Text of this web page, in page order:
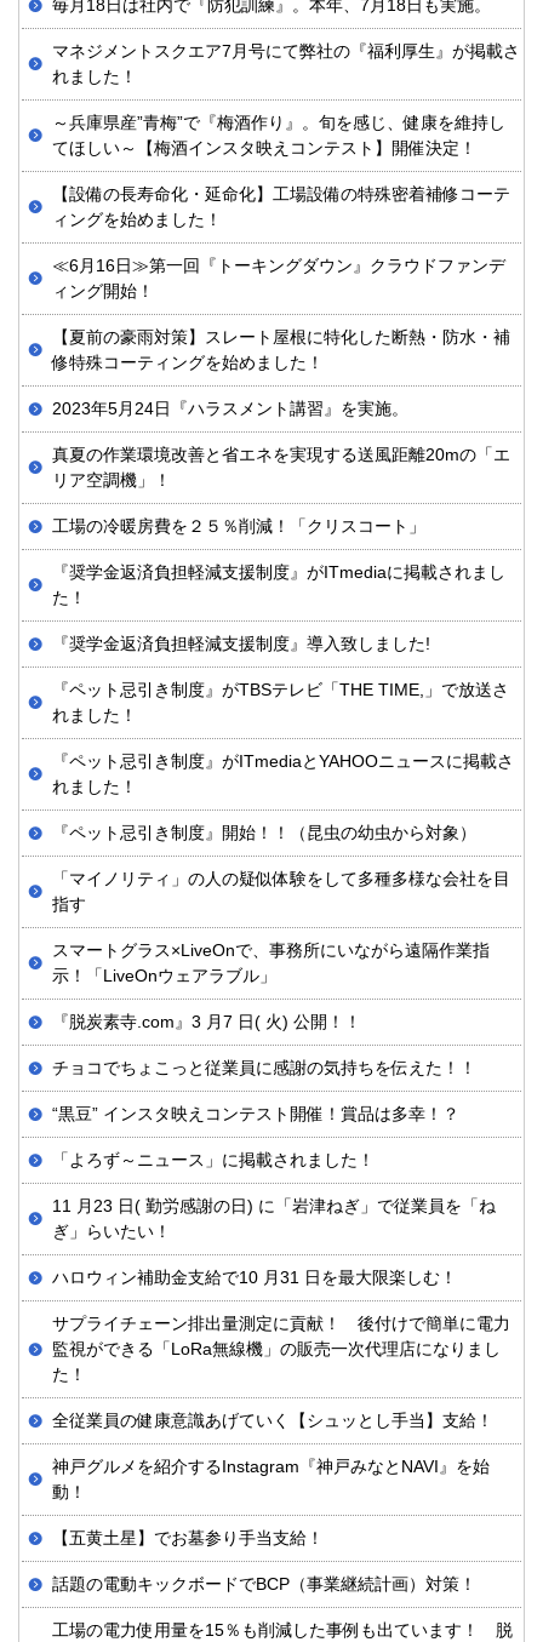
毎月18日は社内で『防犯訓練』。本年、7月18日も実施。
マネジメントスクエア7月号にて弊社の『福利厚生』が掲載さ
れました！
～兵庫県産”青梅”で『梅酒作り』。旬を感じ、健康を維持し
てほしい～【梅酒インスタ映えコンテスト】開催決定！
【設備の長寿命化・延命化】工場設備の特殊密着補修コーテ
ィングを始めました！
≪6月16日≫第一回『トーキングダウン』クラウドファンデ
ィング開始！
【夏前の豪雨対策】スレート屋根に特化した断熱・防水・補
修特殊コーティングを始めました！
2023年5月24日『ハラスメント講習』を実施。
真夏の作業環境改善と省エネを実現する送風距離20mの「エ
リア空調機」！
工場の冷暖房費を２５％削減！「クリスコート」
『奨学金返済負担軽減支援制度』がITmediaに掲載されまし
た！
『奨学金返済負担軽減支援制度』導入致しました!
『ペット忌引き制度』がTBSテレビ「THE TIME,」で放送さ
れました！
『ペット忌引き制度』がITmediaとYAHOOニュースに掲載さ
れました！
『ペット忌引き制度』開始！！（昆虫の幼虫から対象）
「マイノリティ」の人の疑似体験をして多種多様な会社を目
指す
スマートグラス×LiveOnで、事務所にいながら遠隔作業指
示！「LiveOnウェアラブル」
『脱炭素寺.com』3 月7 日( 火) 公開！！
チョコでちょこっと従業員に感謝の気持ちを伝えた！！
“黒豆” インスタ映えコンテスト開催！賞品は多幸！？
「よろず～ニュース」に掲載されました！
11 月23 日( 勤労感謝の日) に「岩津ねぎ」で従業員を「ね
ぎ」らいたい！
ハロウィン補助金支給で10 月31 日を最大限楽しむ！
サプライチェーン排出量測定に貢献！ 後付けで簡単に電力
監視ができる「LoRa無線機」の販売一次代理店になりまし
た！
全従業員の健康意識あげていく【シュッとし手当】支給！
神戸グルメを紹介するInstagram『神戸みなとNAVI』を始
動！
【五黄土星】でお墓参り手当支給！
話題の電動キックボードでBCP（事業継続計画）対策！
工場の電力使用量を15％も削減した事例も出ています！ 脱